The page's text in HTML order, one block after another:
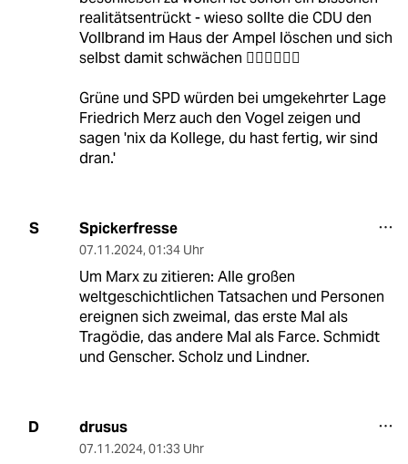
realitätsentrückt - wieso sollte die CDU den
Vollbrand im Haus der Ampel löschen und sich
selbst damit schwächen 🤷‍♂️🤷‍♂️🤷‍♂️
Grüne und SPD würden bei umgekehrter Lage
Friedrich Merz auch den Vogel zeigen und
sagen 'nix da Kollege, du hast fertig, wir sind
dran.'
S Spickerfresse
07.11.2024, 01:34 Uhr
Um Marx zu zitieren: Alle großen
weltgeschichtlichen Tatsachen und Personen
ereignen sich zweimal, das erste Mal als
Tragödie, das andere Mal als Farce. Schmidt
und Genscher. Scholz und Lindner.
D drusus
07.11.2024, 01:33 Uhr